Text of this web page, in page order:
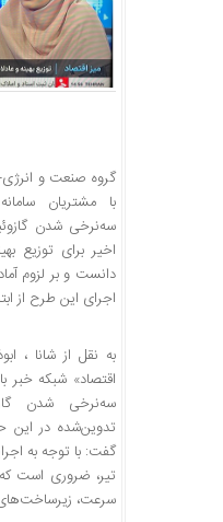
گروه صنعت و
با مشتریان
سه‌نرخی شدن
اخیر برای توزیع
دانست و بر لزوم
اجرای این طرح از
به نقل ازشانا ،
اقتصاد» شبکه خبر
سه‌نرخی شدن
تدوین‌شده در
گفت: با توجه به
تیر، ضروری است
سرعت، زیرساخت‌های